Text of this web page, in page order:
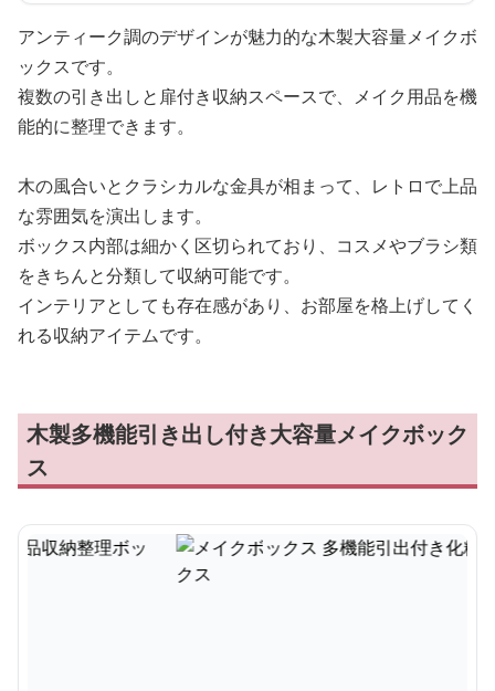
アンティーク調のデザインが魅力的な木製大容量メイクボ
ックスです。
複数の引き出しと扉付き収納スペースで、メイク用品を機
能的に整理できます。
木の風合いとクラシカルな金具が相まって、レトロで上品
な雰囲気を演出します。
ボックス内部は細かく区切られており、コスメやブラシ類
をきちんと分類して収納可能です。
インテリアとしても存在感があり、お部屋を格上げしてく
れる収納アイテムです。
木製多機能引き出し付き大容量メイクボック
ス